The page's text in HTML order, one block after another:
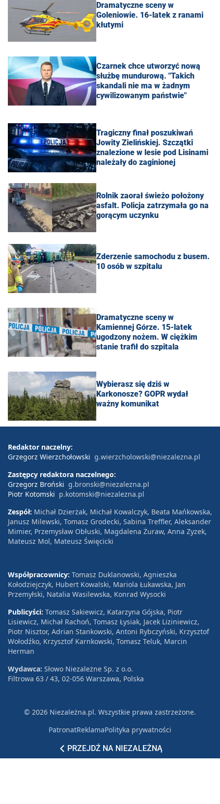
Dramatyczne sceny w
Goleniowie. 16-latek z ranami
kłutymi
Czarnek chce utworzyć nową
służbę mundurową. "Takich
skandali nie ma w żadnym
cywilizowanym państwie"
Tragiczny finał poszukiwań
Jowity Zielińskiej. Szczątki
znalezione w lesie pod Lisinami
należały do zaginionej
Rolnik zaorał świeżo położony
asfalt. Policja zatrzymała go na
gorącym uczynku
Zderzenie samochodu z busem.
10 osób w szpitalu
Dramatyczne sceny w
Kamiennej Górze. 15-latek
ugodzony nożem. W ciężkim
stanie trafił do szpitala
Wybierasz się dziś w
Karkonosze? GOPR wydał
ważny komunikat
PRZEJDŹ NA NIEZALEŻNĄ
Redaktor naczelny:
Grzegorz Wierzchołowski g.wierzcholowski@niezalezna.pl
Zastępcy redaktora naczelnego:
Grzegorz Broński g.bronski@niezalezna.pl
Piotr Kotomski p.kotomski@niezalezna.pl
Zespół: Michał Dzierżak, Michał Kowalczyk, Beata Mańkowska,
Janusz Milewski, Tomasz Grodecki, Sabina Treffler, Aleksander
Mimier, Przemysław Obłuski, Magdalena Żuraw, Anna Zyzek,
Mateusz Mol, Mateusz Święcicki
Współpracownicy: Tomasz Duklanowski, Agnieszka
Kołodziejczyk, Hubert Kowalski, Mariola Łukawska, Jan
Przemyłski, Natalia Wasilewska, Konrad Wysocki
Publicyści: Tomasz Sakiewicz, Katarzyna Gójska, Piotr
Lisiewicz, Michał Rachoń, Tomasz Łysiak, Jacek Liziniewicz,
Piotr Nisztor, Adrian Stankowski, Antoni Rybczyński, Krzysztof
Wołodźko, Krzysztof Karnkowski, Tomasz Teluk, Marcin
Herman
Wydawca: Słowo Niezależne Sp. z o.o.
Filtrowa 63 / 43, 02-056 Warszawa, Polska
© 2026 Niezależna.pl. Wszystkie prawa zastrzeżone.
PatronatReklamaPolityka prywatności